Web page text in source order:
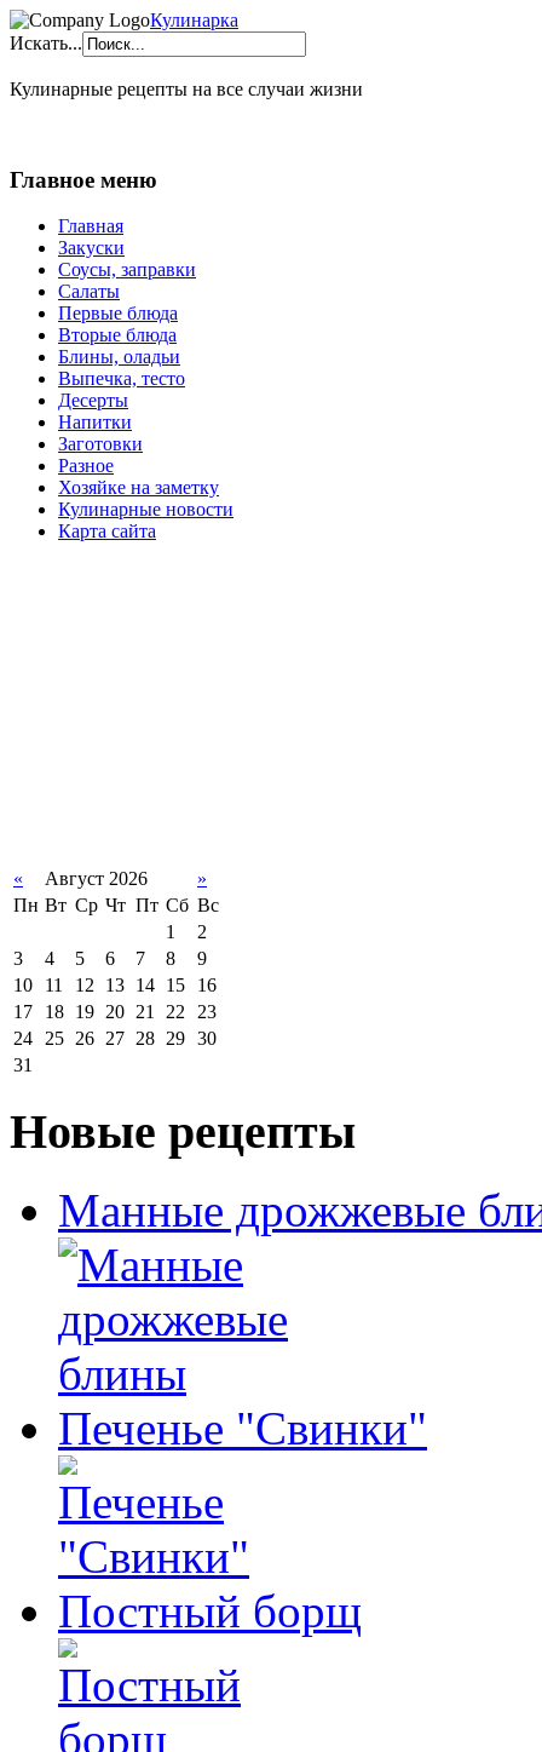
Кулинарка
Искать...
Кулинарные рецепты на все случаи жизни
Главное меню
Главная
Закуски
Соусы, заправки
Салаты
Первые блюда
Вторые блюда
Блины, оладьи
Выпечка, тесто
Десерты
Напитки
Заготовки
Разное
Хозяйке на заметку
Кулинарные новости
Карта сайта
« Август 2026
»
Пн Вт Ср Чт Пт Сб Вс
1
2
3
4 5 6 7 8
9
10
11 12 13 14 15
16
17
18 19 20 21 22 23
24 25 26 27 28 29 30
31
Новые рецепты
Манные дрожжевые
Печенье "Свинки"
Постный борщ